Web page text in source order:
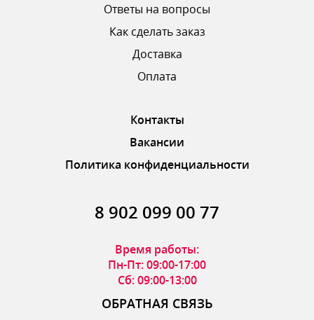
ОТПРАВИТЬ ОТЗЫВ
Ответы на вопросы
Как сделать заказ
Доставка
Оплата
Контакты
Вакансии
Политика конфиденциальности
8 902 099 00 77
Время работы:
Пн-Пт: 09:00-17:00
Сб: 09:00-13:00
ОБРАТНАЯ СВЯЗЬ